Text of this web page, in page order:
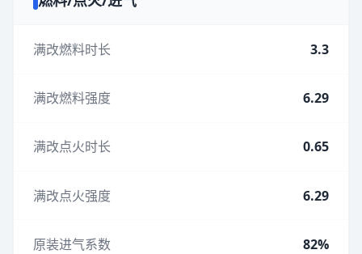
满改燃料时长 3.3
满改燃料强度 6.29
满改点火时长 0.65
满改点火强度 6.29
原装进气系数 82%